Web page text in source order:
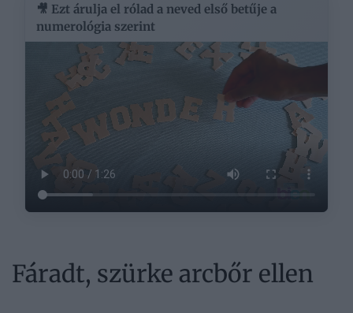
🎥 Ezt árulja el rólad a neved első betűje a
numerológia szerint
Fáradt, szürke arcbőr ellen